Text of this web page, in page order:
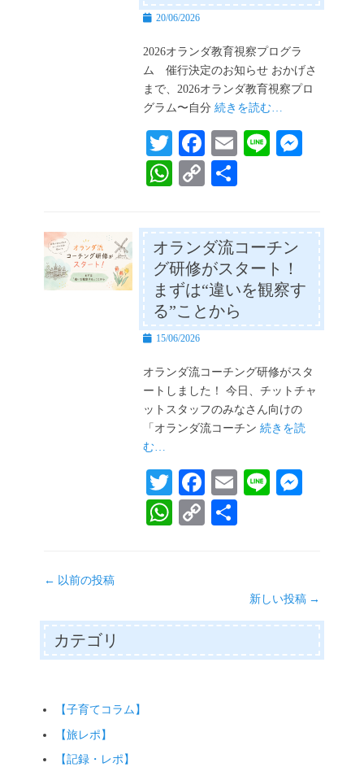
投
日
20/06/2026
2026オランダ教育視察プログラ
ム 催行決定のお知らせ おかげさ
まで、2026オランダ教育視察プロ
グラム〜自分続きを読む…
T
wi
tte
r
Fa
ce
bo
ok
E
Li
ng
er
W
ts
A
pp
C
y
Li
nk
オランダ流コーチン
グ研修がスタート！
まずは“違いを観察す
る”ことから
投
日
15/06/2026
オランダ流コーチング研修がスタ
ートしました！ 今日、チットチャ
ットスタッフのみなさん向けの
「オランダ流コーチン続きを読
む…
T
wi
tte
Fa
ce
bo
E
Li
er
W
pp
C
nk
投
ナ
ビ
ゲ
ョ
← 以前の投稿
新しい投稿 →
カテゴリ
【子育てコラム】
【旅レポ】
【記録・レポ】